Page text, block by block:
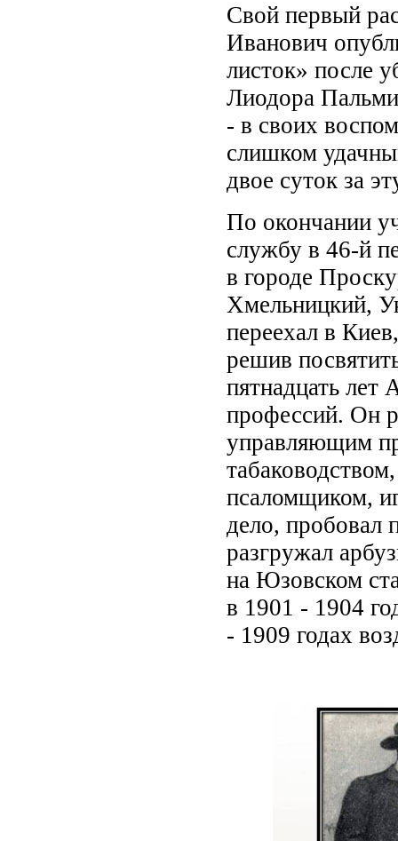
Свой первый
Иванович
листок» после
Лиодора
- в своих
слишком
двое суток за
По окончании
службу в 46-й
в городе
Хмельницкий,
переехал в
решив
пятнадцать лет
профессий. Он
управляющим
псаломщиком,
дело, пробовал
разгружал
на Юзовском
в 1901 - 1904
- 1909 годах